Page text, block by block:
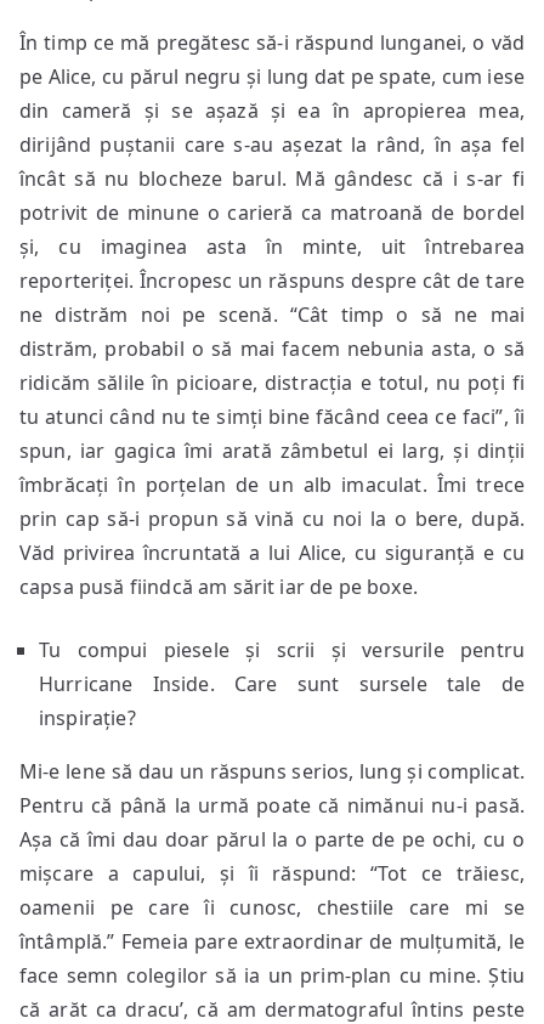
În timp ce mă pregătesc să-i răspund lunganei, o văd
pe Alice, cu părul negru și lung dat pe spate, cum iese
din cameră și se așază și ea în apropierea mea,
dirijând puștanii care s-au așezat la rând, în așa fel
încât să nu blocheze barul. Mă gândesc că i s-ar fi
potrivit de minune o carieră ca matroană de bordel
și, cu imaginea asta în minte, uit întrebarea
reporteriței. Încropesc un răspuns despre cât de tare
ne distrăm noi pe scenă. “Cât timp o să ne mai
distrăm, probabil o să mai facem nebunia asta, o să
ridicăm sălile în picioare, distracția e totul, nu poți fi
tu atunci când nu te simți bine făcând ceea ce faci”, îi
spun, iar gagica îmi arată zâmbetul ei larg, și dinții
îmbrăcați în porțelan de un alb imaculat. Îmi trece
prin cap să-i propun să vină cu noi la o bere, după.
Văd privirea încruntată a lui Alice, cu siguranță e cu
capsa pusă fiindcă am sărit iar de pe boxe.
Tu compui piesele și scrii și versurile pentru
Hurricane Inside. Care sunt sursele tale de
inspirație?
Mi-e lene să dau un răspuns serios, lung și complicat.
Pentru că până la urmă poate că nimănui nu-i pasă.
Așa că îmi dau doar părul la o parte de pe ochi, cu o
mișcare a capului, și îi răspund: “Tot ce trăiesc,
oamenii pe care îi cunosc, chestiile care mi se
întâmplă.” Femeia pare extraordinar de mulțumită, le
face semn colegilor să ia un prim-plan cu mine. Știu
că arăt ca dracu’, că am dermatograful întins peste